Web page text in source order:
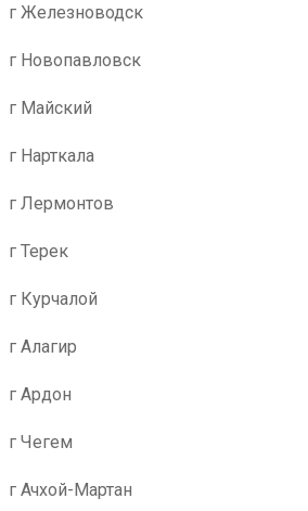
г Железноводск
г Новопавловск
г Майский
г Нарткала
г Лермонтов
г Терек
г Курчалой
г Алагир
г Ардон
г Чегем
г Ачхой-Мартан